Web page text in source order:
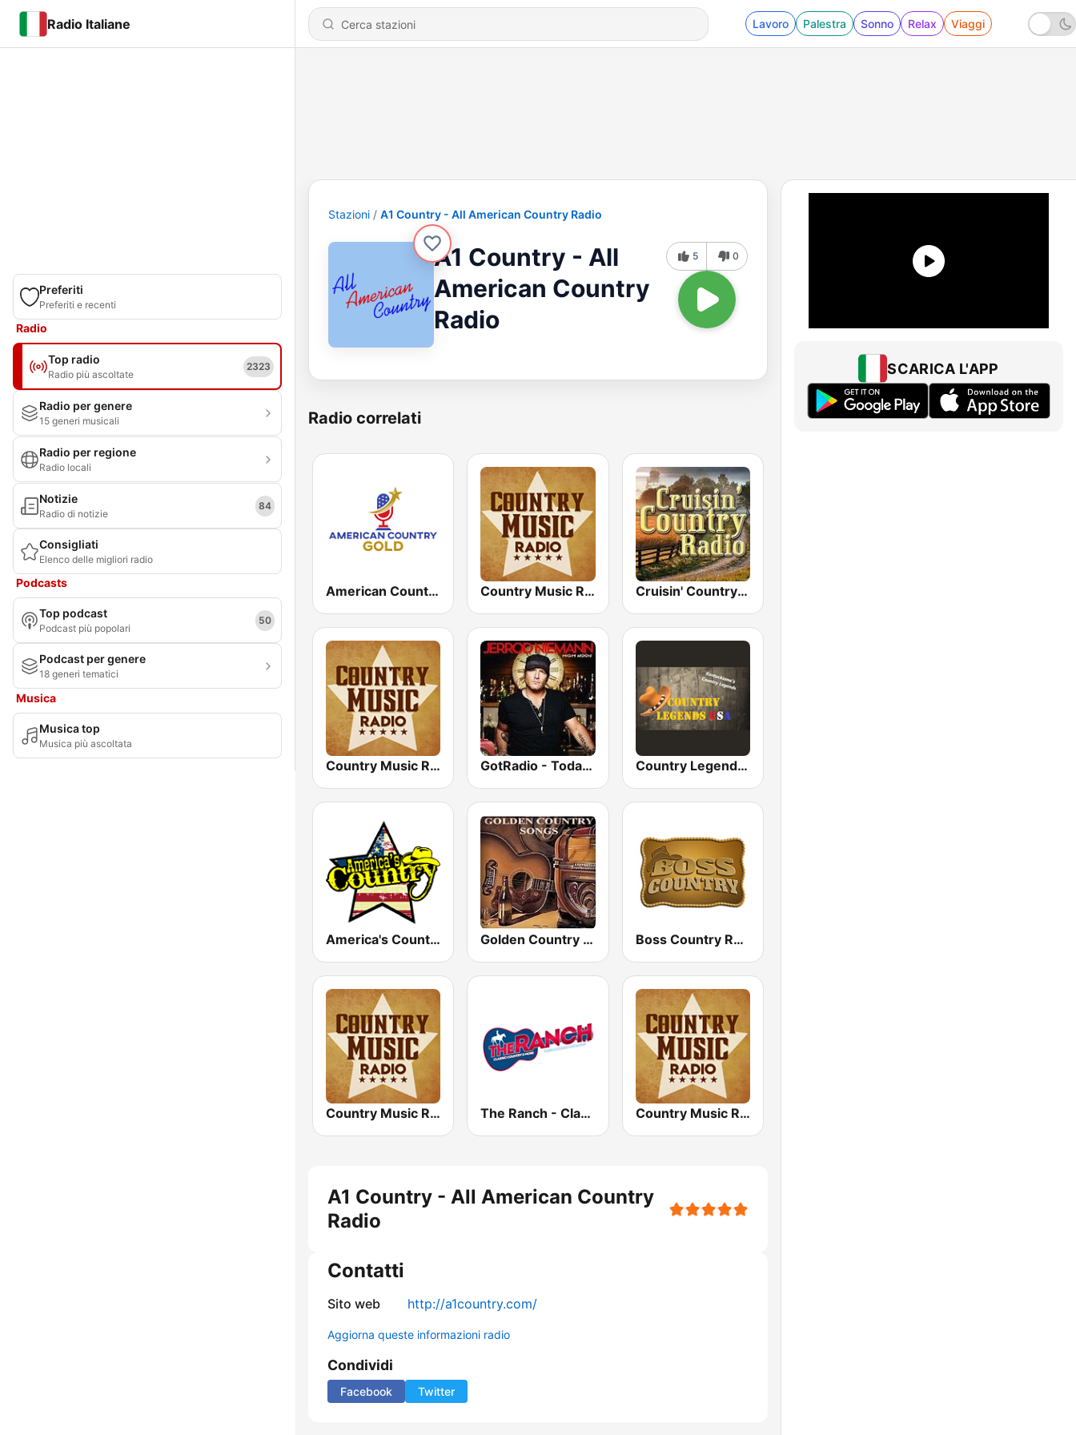
Radio Italiane Lavoro Palestra Sonno Relax Viaggi
Preferiti
Preferiti e recenti
Radio
Top radio
Radio più ascoltate
2323
Radio per genere
15 generi musicali
Radio per regione
Radio locali
Notizie
Radio di notizie
84
Consigliati
Elenco delle migliori radio
Podcasts
Top podcast
Podcast più popolari
50
Podcast per genere
18 generi tematici
Musica
Musica top
Musica più ascoltata
Stazioni A1 Country - All American Country Radio
A1 Country - All
American Country
Radio
5 0
Radio correlati
American Country Gold Country Music Radio - Country Mix Cruisin' Country Radio
Country Music Radio - Classic Country GotRadio - Today's Country Country Legends USA
America's Country Golden Country Songs Boss Country Radio
Country Music Radio - Country Love The Ranch - Classic Country Country Music Radio - Irish Country
A1 Country - All American Country
Radio
Contatti
Sito web http://a1country.com/
Aggiorna queste informazioni radio
Condividi
Facebook Twitter
SCARICA L'APP